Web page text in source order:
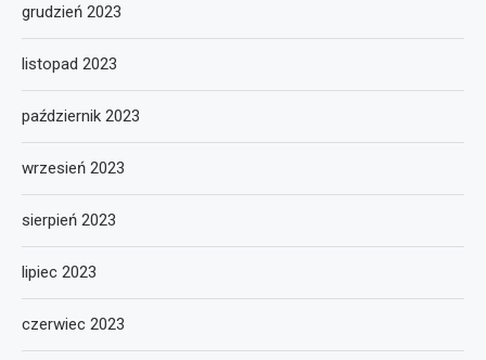
grudzień 2023
listopad 2023
październik 2023
wrzesień 2023
sierpień 2023
lipiec 2023
czerwiec 2023